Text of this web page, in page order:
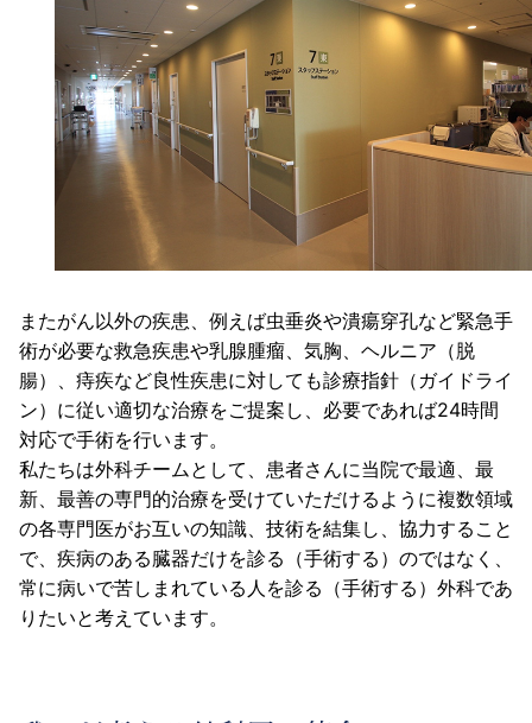
またがん以外の疾患、例えば虫垂炎や潰瘍穿孔など緊急手
術が必要な救急疾患や乳腺腫瘤、気胸、ヘルニア（脱
腸）、痔疾など良性疾患に対しても診療指針（ガイドライ
ン）に従い適切な治療をご提案し、必要であれば24時間
対応で手術を行います。
私たちは外科チームとして、患者さんに当院で最適、最
新、最善の専門的治療を受けていただけるように複数領域
の各専門医がお互いの知識、技術を結集し、協力すること
で、疾病のある臓器だけを診る（手術する）のではなく、
常に病いで苦しまれている人を診る（手術する）外科であ
りたいと考えています。